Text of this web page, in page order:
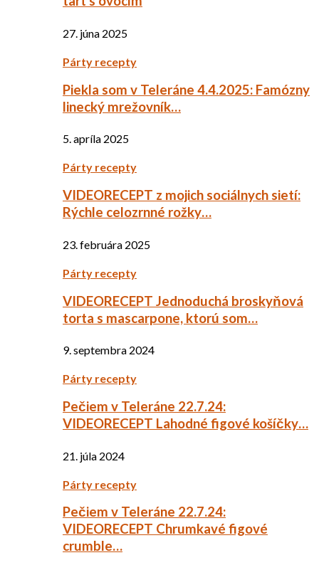
27. júna 2025
Párty recepty
Piekla som v Teleráne 4.4.2025: Famózny
linecký mrežovník…
5. apríla 2025
Párty recepty
VIDEORECEPT z mojich sociálnych sietí:
Rýchle celozrnné rožky…
23. februára 2025
Párty recepty
VIDEORECEPT Jednoduchá broskyňová
torta s mascarpone, ktorú som…
9. septembra 2024
Párty recepty
Pečiem v Teleráne 22.7.24:
VIDEORECEPT Lahodné figové košíčky…
21. júla 2024
Párty recepty
Pečiem v Teleráne 22.7.24:
VIDEORECEPT Chrumkavé figové
crumble…